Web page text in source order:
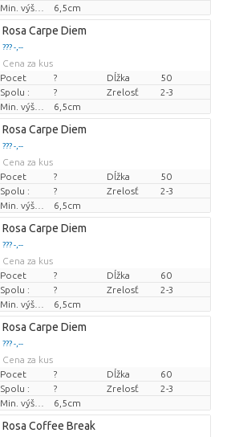
Min. výška kvetných pukov
6,5cm
Rosa Carpe Diem
??? -,--
Cena za kus
Pocet
? Dĺžka
50
Spolu :
? Zrelosť
2-3
Min. výška kvetných pukov
6,5cm
Rosa Carpe Diem
??? -,--
Cena za kus
Pocet
? Dĺžka
50
Spolu :
? Zrelosť
2-3
Min. výška kvetných pukov
6,5cm
Rosa Carpe Diem
??? -,--
Cena za kus
Pocet
? Dĺžka
60
Spolu :
? Zrelosť
2-3
Min. výška kvetných pukov
6,5cm
Rosa Carpe Diem
??? -,--
Cena za kus
Pocet
? Dĺžka
60
Spolu :
? Zrelosť
2-3
Min. výška kvetných pukov
6,5cm
Rosa Coffee Break